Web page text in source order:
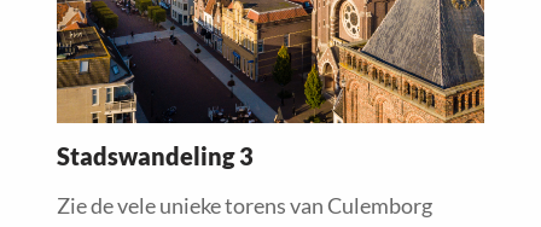
Stadswandeling 3
Zie de vele unieke torens van Culemborg